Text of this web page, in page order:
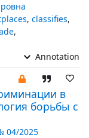
, classifies,
,
Annotation
в
борьбы с
04/2025